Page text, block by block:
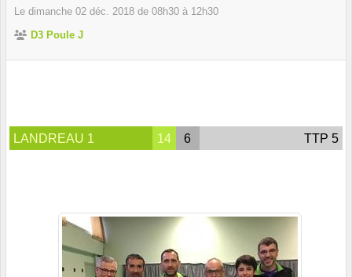
Le dimanche 02 déc. 2018 de 08h30 à 12h30
D3 Poule J
LANDREAU 1 14 6 TTP 5